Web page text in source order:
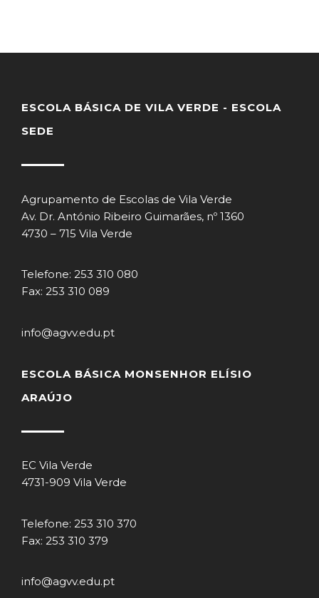
ESCOLA BÁSICA DE VILA VERDE - ESCOLA
SEDE
Agrupamento de Escolas de Vila Verde
Av. Dr. António Ribeiro Guimarães, nº 1360
4730 – 715 Vila Verde
Telefone: 253 310 080
Fax: 253 310 089
info@agvv.edu.pt
ESCOLA BÁSICA MONSENHOR ELÍSIO
ARAÚJO
EC Vila Verde
4731-909 Vila Verde
Telefone: 253 310 370
Fax: 253 310 379
info@agvv.edu.pt